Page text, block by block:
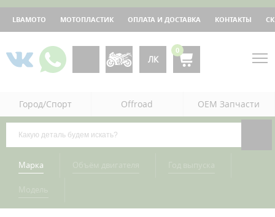
LBAMOTO МОТОПЛАСТИК ОПЛАТА И ДОСТАВКА КОНТАКТЫ
ЛК
0
Город/Спорт Offroad OEM Запчасти
Марка